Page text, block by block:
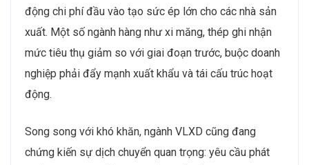
động chi phí đầu vào tạo sức ép lớn cho các nhà sản
xuất. Một số ngành hàng như xi măng, thép ghi nhận
mức tiêu thụ giảm so với giai đoạn trước, buộc doanh
nghiệp phải đẩy mạnh xuất khẩu và tái cấu trúc hoạt
động.
Song song với khó khăn, ngành VLXD cũng đang
chứng kiến sự dịch chuyển quan trọng: yêu cầu phát